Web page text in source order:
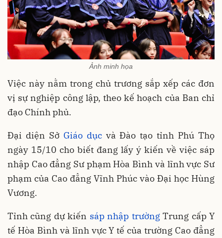
Ảnh minh họa
Việc này nằm trong chủ trương sắp xếp các đơn
vị sự nghiệp công lập, theo kế hoạch của Ban chỉ
đạo Chính phủ.
Đại diện Sở Giáo dụcvà Đào tạo tỉnh Phú Thọ
ngày 15/10 cho biết đang lấy ý kiến về việc sáp
nhập Cao đẳng Sư phạm Hòa Bình và lĩnh vực Sư
phạm của Cao đẳng Vĩnh Phúc vào Đại học Hùng
Vương.
Tỉnh cũng dự kiến sáp nhập trườngTrung cấp Y
tế Hòa Bình và lĩnh vực Y tế của trường Cao đẳng